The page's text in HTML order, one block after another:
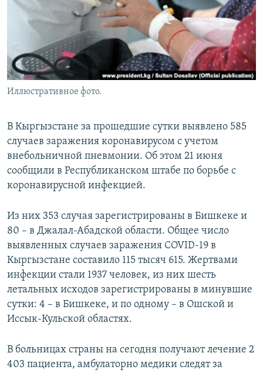
Иллюстративное фото.
В Кыргызстане за прошедшие сутки выявлено 585
случаев заражения коронавирусом с учетом
внебольничной пневмонии. Об этом 21 июня
сообщили в Республиканском штабе по борьбе с
коронавирусной инфекцией.
Из них 353 случая зарегистрированы в Бишкеке и
80 – в Джалал-Абадской области. Общее число
выявленных случаев заражения COVID-19 в
Кыргызстане составило 115 тысяч 615. Жертвами
инфекции стали 1937 человек, из них шесть
летальных исходов зарегистрированы в минувшие
сутки: 4 – в Бишкеке, и по одному – в Ошской и
Иссык-Кульской областях.
В больницах страны на сегодня получают лечение 2
403 пациента, амбулаторно медики следят за